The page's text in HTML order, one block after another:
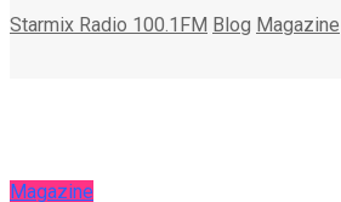
Starmix Radio 100.1FM Blog Magazine
Magazine